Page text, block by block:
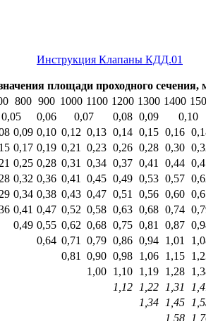
Инструкция Клапаны КДД.01
площади проходного сечения,
800 900 1000 1100 1200 1300 1400
0,05 0,06 0,07 0,08 0,09
0,10
0,09 0,10 0,12 0,13 0,14 0,15 0,16
0,17 0,19 0,21 0,23 0,26 0,28 0,30
0,25 0,28 0,31 0,34 0,37 0,41 0,44
0,32 0,36 0,41 0,45 0,49 0,53 0,57
0,34 0,38 0,43 0,47 0,51 0,56 0,60
0,41 0,47 0,52 0,58 0,63 0,68 0,74
0,49 0,55 0,62 0,68 0,75 0,81 0,87
0,64 0,71 0,79 0,86 0,94 1,01
0,81 0,90 0,98 1,06 1,15
1,00 1,10 1,19 1,28
1,12 1,22 1,31
1,34 1,45
1,58